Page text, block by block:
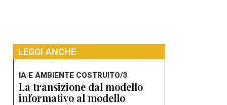
LEGGI ANCHE
IA E AMBIENTE COSTRUITO/3
La transizione dal modello
informativo al modello